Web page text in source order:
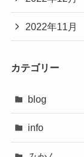
2022年11月
カテゴリー
blog
info